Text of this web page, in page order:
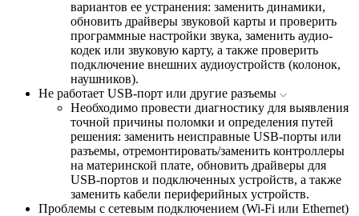
вариантов ее устранения: заменить динамики,
обновить драйверы звуковой карты и проверить
программные настройки звука, заменить аудио-
кодек или звуковую карту, а также проверить
подключение внешних аудиоустройств (колонок,
наушников).
Не работает USB-порт или другие разъемы
Необходимо провести диагностику для выявления
точной причины поломки и определения путей
решения: заменить неисправные USB-порты или
разъемы, отремонтировать/заменить контроллеры
на материнской плате, обновить драйверы для
USB-портов и подключенных устройств, а также
заменить кабели периферийных устройств.
Проблемы с сетевым подключением (Wi-Fi или Ethernet)